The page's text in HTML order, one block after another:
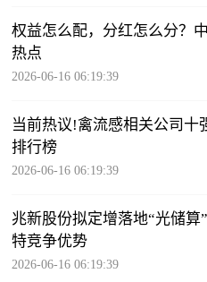
权益怎么配，分红怎么分？
热点
2026-06-16 06:19:39
当前热议!禽流感相关公司十
排行榜
2026-06-16 06:19:39
兆新股份拟定增落地“光储
特竞争优势
2026-06-16 06:19:39